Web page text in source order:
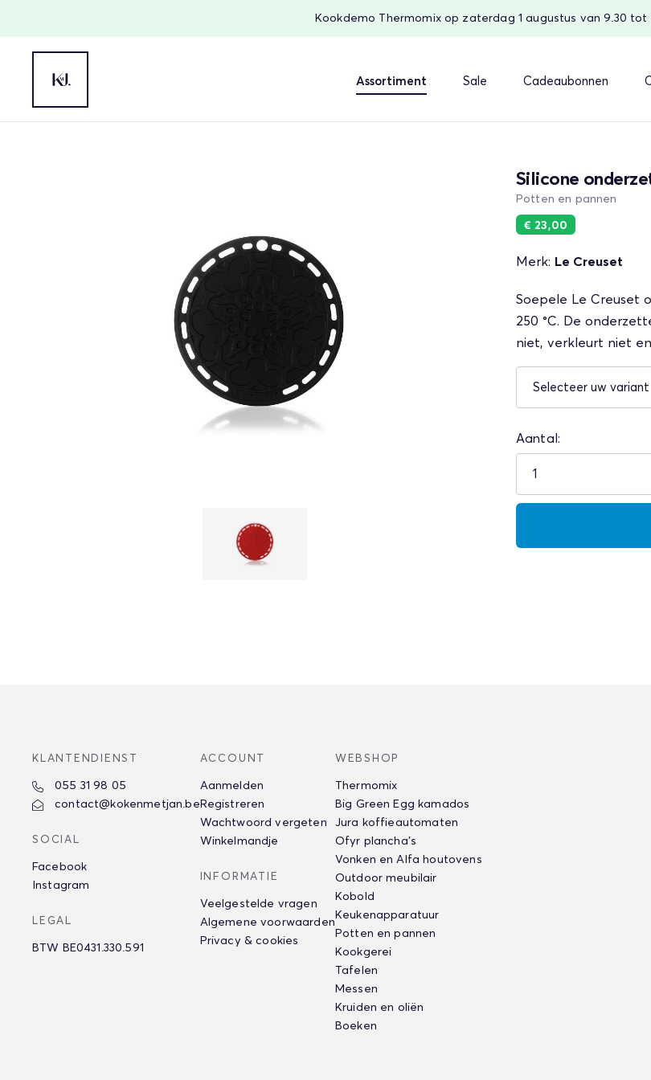
Kookdemo Thermomix op zaterdag 1 augustus van 9.30 tot
Assortiment Sale Cadeaubonnen
Silicone
Potten en pannen
€ 23,00
Merk: Le Creuset
Soepele Le Creuset
250 °C. De
niet, verkleurt niet
Aantal:
KLANTENDIENST
055 31 98 05
contact@kokenmetjan.be
SOCIAL
Facebook
Instagram
LEGAL
BTW BE0431.330.591
ACCOUNT
Aanmelden
Registreren
Wachtwoord vergeten
Winkelmandje
INFORMATIE
Veelgestelde vragen
Algemene voorwaarden
Privacy & cookies
WEBSHOP
Thermomix
Big Green Egg kamados
Jura koffieautomaten
Ofyr plancha's
Vonken en Alfa houtovens
Outdoor meubilair
Kobold
Keukenapparatuur
Potten en pannen
Kookgerei
Tafelen
Messen
Kruiden en oliën
Boeken